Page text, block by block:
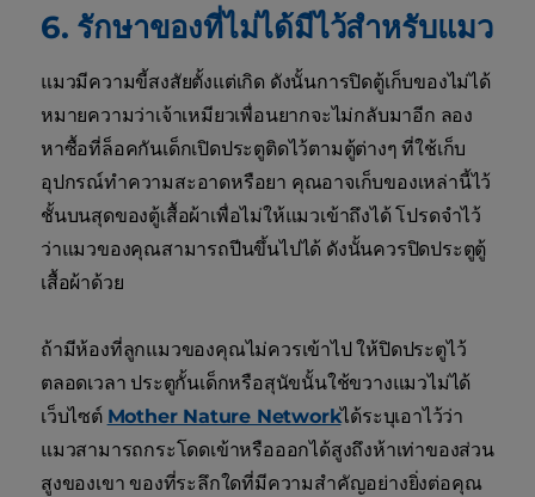
6. รักษาของที่ไม่ได้มีไว้สำหรับแมว
แมวมีความขี้สงสัยตั้งแต่เกิด ดังนั้นการปิดตู้เก็บของไม่ได้
หมายความว่าเจ้าเหมียวเพื่อนยากจะไม่กลับมาอีก ลอง
หาซื้อที่ล็อคกันเด็กเปิดประตูติดไว้ตามตู้ต่างๆ ที่ใช้เก็บ
อุปกรณ์ทำความสะอาดหรือยา คุณอาจเก็บของเหล่านี้ไว้
ชั้นบนสุดของตู้เสื้อผ้าเพื่อไม่ให้แมวเข้าถึงได้ โปรดจำไว้
ว่าแมวของคุณสามารถปีนขึ้นไปได้ ดังนั้นควรปิดประตูตู้
เสื้อผ้าด้วย
ถ้ามีห้องที่ลูกแมวของคุณไม่ควรเข้าไป ให้ปิดประตูไว้
ตลอดเวลา ประตูกั้นเด็กหรือสุนัขนั้นใช้ขวางแมวไม่ได้
เว็บไซต์ Mother Nature Networkได้ระบุเอาไว้ว่า
แมวสามารถกระโดดเข้าหรือออกได้สูงถึงห้าเท่าของส่วน
สูงของเขา ของที่ระลึกใดที่มีความสำคัญอย่างยิ่งต่อคุณ